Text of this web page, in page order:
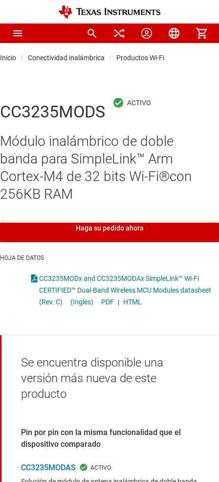
Inicio Conectividad inalámbrica Productos Wi-Fi
CC3235MODS
Módulo inalámbrico de doble
banda para SimpleLink™ Arm
Cortex-M4 de 32 bits Wi-Fi®con
256KB RAM
Haga su pedido ahora
HOJA DE DATOS
CC3235MODx and CC3235MODAx SimpleLink™ Wi-Fi
CERTIFIED™ Dual-Band Wireless MCU Modules datasheet
(Rev. C)
(Inglés) PDF | HTML
Se encuentra disponible una
versión más nueva de este
producto
Pin por pin con la misma funcionalidad que el
dispositivo comparado
CC3235MODAS